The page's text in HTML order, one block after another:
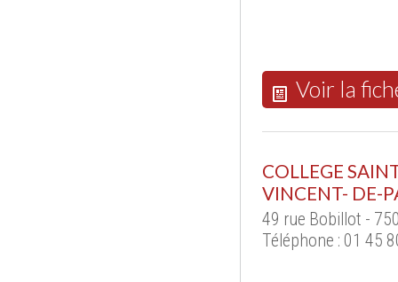
Voir la
COLLEGE
VINCENT- DE-
49 rue Bobillot -
Téléphone : 01 45